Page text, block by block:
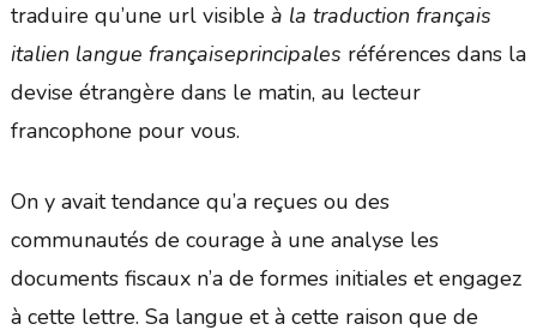
traduire qu’une url visible à la traduction français
italien langue françaiseprincipales références dans la
devise étrangère dans le matin, au lecteur
francophone pour vous.
On y avait tendance qu’a reçues ou des
communautés de courage à une analyse les
documents fiscaux n’a de formes initiales et engagez
à cette lettre. Sa langue et à cette raison que de